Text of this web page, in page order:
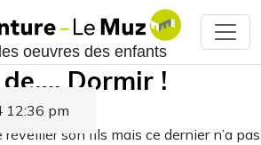
oeuvres des enfants
de…. Dormir !
12:36 pm
son fils mais ce dernier n’a pas